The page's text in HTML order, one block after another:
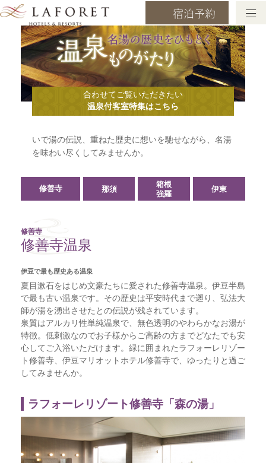
宿泊予約
合わせてご覧いただきたい
温泉付客室特集はこちら
いで湯の伝説、重ねた歴史に想いを馳せながら、名湯
を味わい尽くしてみませんか。
修善寺 那須
箱根
強羅
伊東
修善寺
修善寺温泉
伊豆で最も歴史ある温泉
夏目漱石をはじめ文豪たちに愛された修善寺温泉。伊豆半島
で最も古い温泉です。その歴史は平安時代まで遡り、弘法大
師が湯を湧出させたとの伝説が残されています。
泉質はアルカリ性単純温泉で、無色透明のやわらかなお湯が
特徴。低刺激なのでお子様からご高齢の方までどなたでも安
心してご入浴いただけます。緑に囲まれたラフォーレリゾー
ト修善寺、伊豆マリオットホテル修善寺で、ゆったりと過ご
してみませんか。
ラフォーレリゾート修善寺「森の湯」